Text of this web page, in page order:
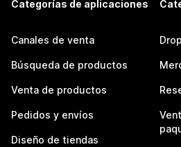
Categorías de aplicaciones
Canales de venta
Búsqueda de productos
Venta de productos
Pedidos y envíos
Diseño de tiendas